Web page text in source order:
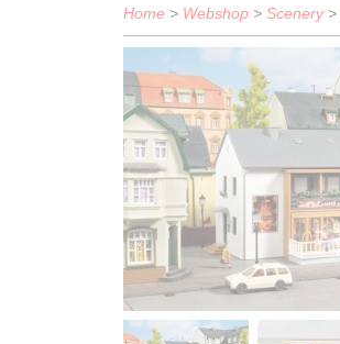
Home > Webshop > Scenery>